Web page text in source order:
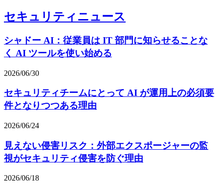
セキュリティニュース
シャドー AI：従業員は IT 部門に知らせることな
く AI ツールを使い始める
2026/06/30
セキュリティチームにとって AI が運用上の必須要
件となりつつある理由
2026/06/24
見えない侵害リスク：外部エクスポージャーの監
視がセキュリティ侵害を防ぐ理由
2026/06/18